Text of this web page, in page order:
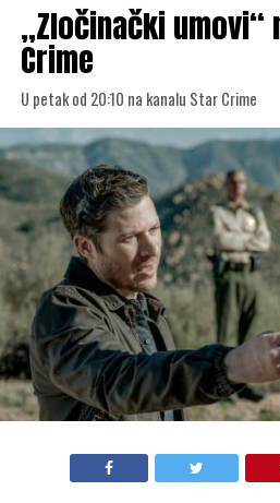
„Zločinački umovi“
Crime
U petak od 20:10 na kanalu Star Crime